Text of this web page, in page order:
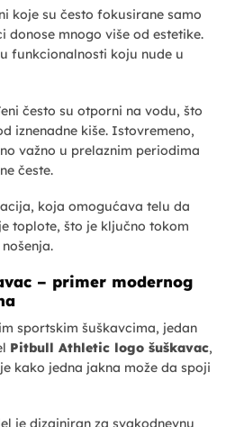
koje su često fokusirane samo
donose mnogo više od estetike.
funkcionalnosti koju nude u
često su otporni na vodu, što
iznenadne kiše. Istovremeno,
važno u prelaznim periodima
česte.
koja omogućava telu da
toplote, što je ključno tokom
– primer modernog
sportskim šuškavcima, jedan
Pitbull Athletic logo šuškavac,
kako jedna jakna može da spoji
je dizajniran za svakodnevnu